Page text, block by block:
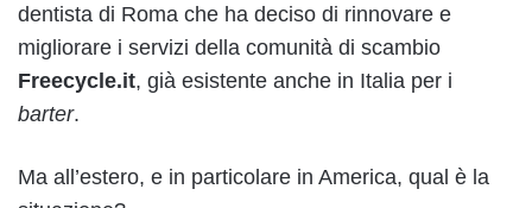
dentista di Roma che ha deciso di rinnovare e
migliorare i servizi della comunità di scambio
Freecycle.it, già esistente anche in Italia per i
barter.
Ma all’estero, e in particolare in America, qual è la